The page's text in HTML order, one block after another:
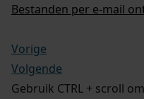
Bestanden per e-mail
Vorige
Volgende
Gebruik CTRL + scroll